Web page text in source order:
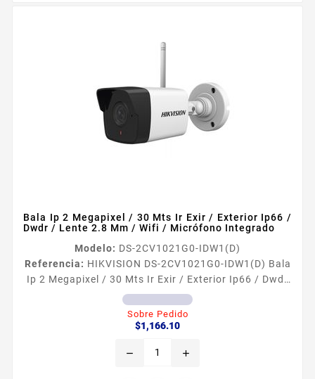
Bala Ip 2 Megapixel / 30 Mts Ir Exir / Exterior Ip66 /
Dwdr / Lente 2.8 Mm / Wifi / Micrófono Integrado
Modelo: DS-2CV1021G0-IDW1(D)
Referencia: HIKVISION DS-2CV1021G0-IDW1(D) Bala
Ip 2 Megapixel / 30 Mts Ir Exir / Exterior Ip66 / Dwdr
/ Lente 2.8 Mm / Wifi / Micrófono Integrado
Caracteriacutesticas principales Resolucioacuten
maacutexima 2 Megapixel 1920 x 1080
Sobre Pedido
$1,166.10Precio
remove add